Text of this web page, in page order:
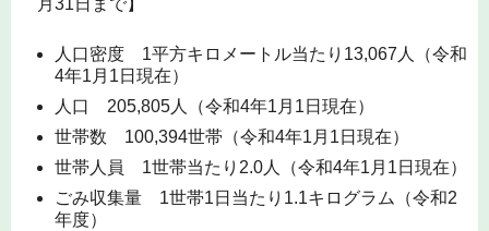
人口密度 1平方キロメートル当たり13,067人（令和
4年1月1日現在）
人口 205,805人（令和4年1月1日現在）
世帯数 100,394世帯（令和4年1月1日現在）
世帯人員 1世帯当たり2.0人（令和4年1月1日現在）
ごみ収集量 1世帯1日当たり1.1キログラム（令和2
年度）